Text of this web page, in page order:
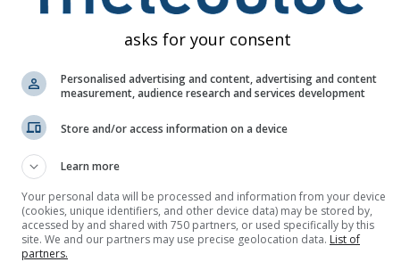
(za 12 hodin) Do úterý 00:00 (za 1 den)
France
počasí pro Istres
asks for your consent
Personalised advertising and content, advertising and content
measurement, audience research and services development
Store and/or access information on a device
Learn more
Your personal data will be processed and information from your device
(cookies, unique identifiers, and other device data) may be stored by,
accessed by and shared with 750 partners, or used specifically by this
site. We and our partners may use precise geolocation data. List of
partners.